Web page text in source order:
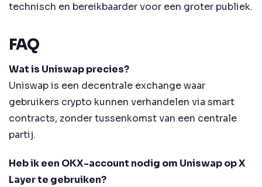
technisch en bereikbaarder voor een groter publiek.
FAQ
Wat is Uniswap precies?
Uniswap is een decentrale exchange waar
gebruikers crypto kunnen verhandelen via smart
contracts, zonder tussenkomst van een centrale
partij.
Heb ik een OKX-account nodig om Uniswap op X
Layer te gebruiken?